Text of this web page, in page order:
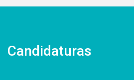
Candidaturas